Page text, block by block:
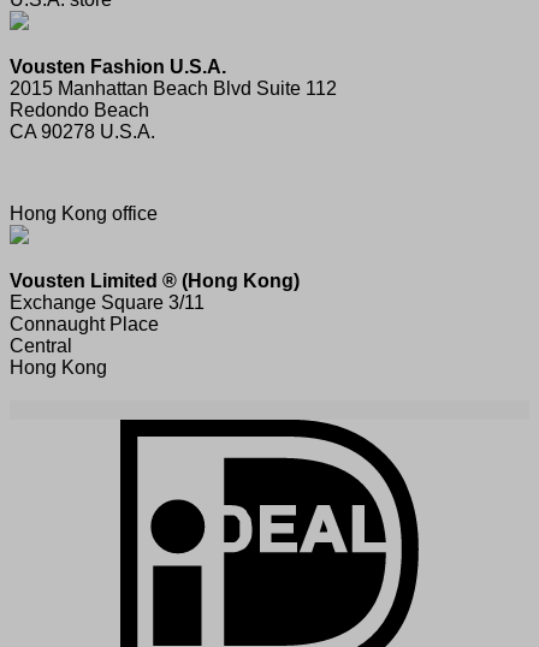
Vousten Fashion U.S.A.
2015 Manhattan Beach Blvd Suite 112
Redondo Beach
CA 90278 U.S.A.
Hong Kong office
Vousten Limited ® (Hong Kong)
Exchange Square 3/11
Connaught Place
Central
Hong Kong